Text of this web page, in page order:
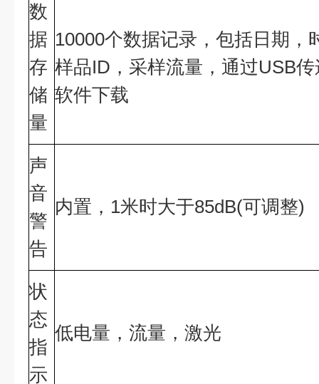
数
据
存
储
量
10000个数据记录，包括日期，
样品ID，采样流量，通过USB
软件下载
声
音
警
告
内置，1米时大于85dB(可调整)
状
态
指
示
低电量，流量，激光